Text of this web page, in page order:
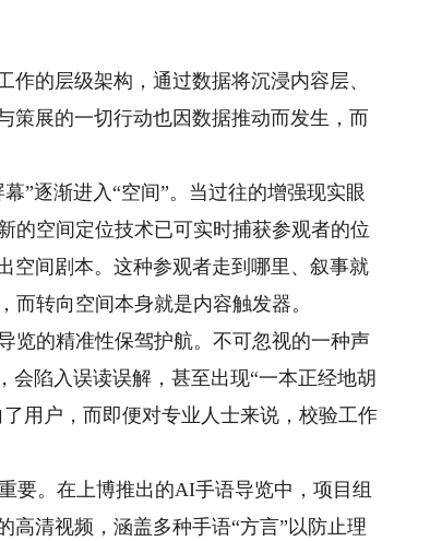
的层级架构，通过数据将沉浸内容层、
策展的一切行动也因数据推动而发生，而
逐渐进入“空间”。当过往的增强现实眼
的空间定位技术已可实时捕获参观者的位
空间剧本。这种参观者走到哪里、叙事就
转向空间本身就是内容触发器。
的精准性保驾护航。不可忽视的一种声
陷入误读误解，甚至出现“一本正经地胡
用户，而即便对专业人士来说，校验工作
。在上博推出的AI手语导览中，项目组
高清视频，涵盖多种手语“方言”以防止理